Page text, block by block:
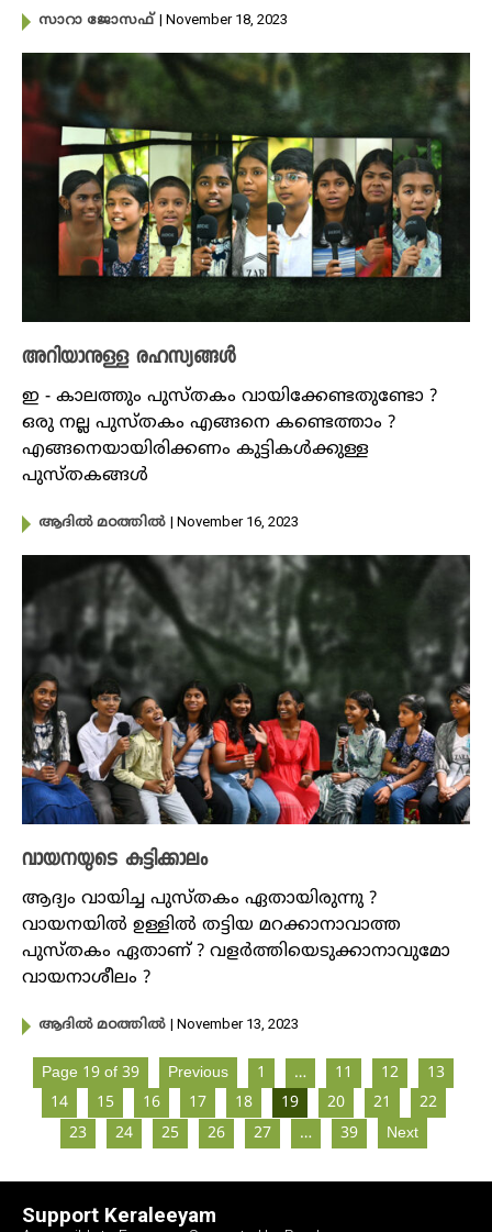
സാറാ ജോസഫ് | November 18, 2023
അറിയാനുള്ള രഹസ്യങ്ങൾ
ഇ - കാലത്തും പുസ്തകം വായിക്കേണ്ടതുണ്ടോ ?
ഒരു നല്ല പുസ്തകം എങ്ങനെ കണ്ടെത്താം ?
എങ്ങനെയായിരിക്കണം കുട്ടികൾക്കുള്ള
പുസ്തകങ്ങൾ
ആദിൽ മഠത്തിൽ | November 16, 2023
വായനയുടെ കുട്ടിക്കാലം
ആദ്യം വായിച്ച പുസ്തകം ഏതായിരുന്നു ?
വായനയിൽ ഉള്ളിൽ തട്ടിയ മറക്കാനാവാത്ത
പുസ്തകം ഏതാണ് ? വള‍ർത്തിയെടുക്കാനാവുമോ
വായനാശീലം ?
ആദിൽ മഠത്തിൽ | November 13, 2023
Page 19 of 39 Previous 1 … 11 12
13
14
15 16 17 18 19 20 21
22
23
24 25 26 27 … 39 Next
Support Keraleeyam